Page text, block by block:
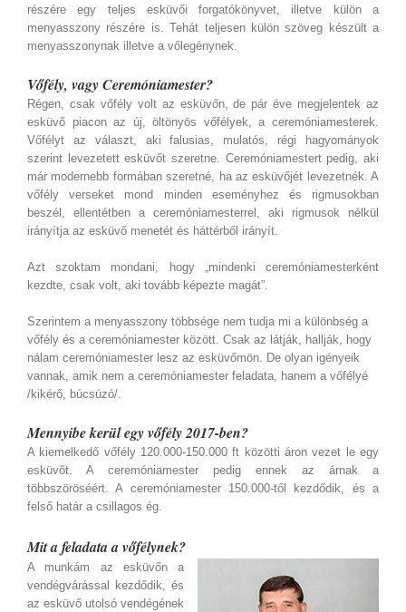
részére egy teljes esküvői forgatókönyvet, illetve külön a
menyasszony részére is. Tehát teljesen külön szöveg készült a
menyasszonynak illetve a vőlegénynek.
Vőfély, vagy Ceremóniamester?
Régen, csak vőfély volt az esküvőn, de pár éve megjelentek az
esküvő piacon az új, öltönyös vőfélyek, a ceremóniamesterek.
Vőfélyt az választ, aki falusias, mulatós, régi hagyományok
szerint levezetett esküvőt szeretne. Ceremóniamestert pedig, aki
már modernebb formában szeretné, ha az esküvőjét levezetnék. A
vőfély verseket mond minden eseményhez és rigmusokban
beszél, ellentétben a ceremóniamesterrel, aki rigmusok nélkül
irányítja az esküvő menetét és háttérből irányít.
Azt szoktam mondani, hogy „mindenki ceremóniamesterként
kezdte, csak volt, aki tovább képezte magát”.
Szerintem a menyasszony többsége nem tudja mi a különbség a
vőfély és a ceremóniamester között. Csak az látják, hallják, hogy
nálam ceremóniamester lesz az esküvőmön. De olyan igényeik
vannak, amik nem a ceremóniamester feladata, hanem a vőfélyé
/kikérő, búcsúzó/.
Mennyibe kerül egy vőfély 2017-ben?
A kiemelkedő vőfély 120.000-150.000 ft közötti áron vezet le egy
esküvőt. A ceremóniamester pedig ennek az árnak a
többszöröséért. A ceremóniamester 150.000-től kezdődik, és a
felső határ a csillagos ég.
Mit a feladata a vőfélynek?
A munkám az esküvőn a
vendégvárással kezdődik, és
az esküvő utolsó vendégének